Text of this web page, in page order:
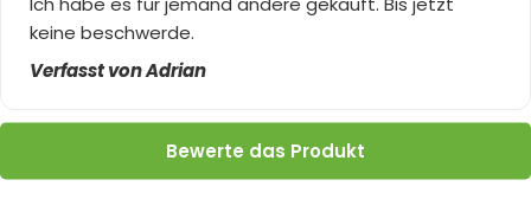
keine beschwerde.
Verfasst von Adrian
Bewerte das Produkt